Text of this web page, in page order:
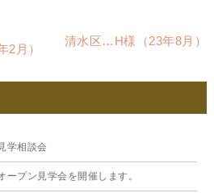
月）
清水区…H様（23年8月）
学相談会
ープン見学会を開催します。